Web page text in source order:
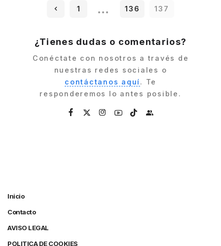
1 … 136 137
¿Tienes dudas o comentarios?
Conéctate con nosotros a través de
nuestras redes sociales o
contáctanos aquí. Te
responderemos lo antes posible.
Inicio
Contacto
AVISO LEGAL
POLITICA DE COOKIES